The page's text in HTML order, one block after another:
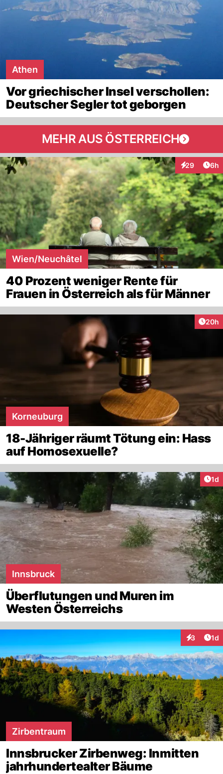
Athen
Vor griechischer Insel verschollen:
Deutscher Segler tot geborgen
MEHR AUS ÖSTERREICH
29
Interaktionen
6h
Wien/Neuchâtel
40 Prozent weniger Rente für
Frauen in Österreich als für Männer
20h
Korneuburg
18-Jähriger räumt Tötung ein: Hass
auf Homosexuelle?
1d
Innsbruck
Überflutungen und Muren im
Westen Österreichs
3 1d
Zirbentraum
Innsbrucker Zirbenweg: Inmitten
jahrhundertealter Bäume